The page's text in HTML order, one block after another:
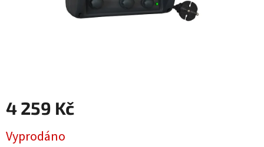
4 259 Kč
cena:
Vyprodáno